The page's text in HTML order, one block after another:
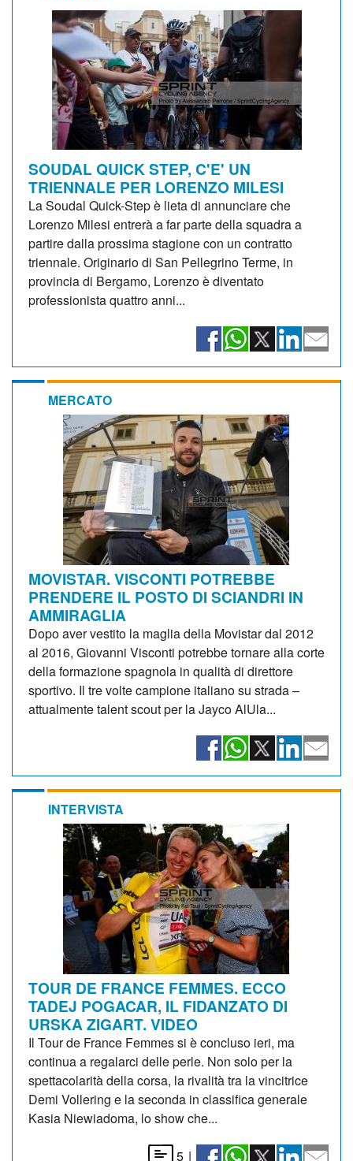
SOUDAL QUICK STEP, C'E' UN
TRIENNALE PER LORENZO MILESI
La Soudal Quick-Step è lieta di annunciare che
Lorenzo Milesi entrerà a far parte della squadra a
partire dalla prossima stagione con un contratto
triennale. Originario di San Pellegrino Terme, in
provincia di Bergamo, Lorenzo è diventato
professionista quattro anni...
MERCATO
MOVISTAR. VISCONTI POTREBBE
PRENDERE IL POSTO DI SCIANDRI IN
AMMIRAGLIA
Dopo aver vestito la maglia della Movistar dal 2012
al 2016, Giovanni Visconti potrebbe tornare alla corte
della formazione spagnola in qualità di direttore
sportivo. Il tre volte campione italiano su strada –
attualmente talent scout per la Jayco AlUla...
INTERVISTA
TOUR DE FRANCE FEMMES. ECCO
TADEJ POGACAR, IL FIDANZATO DI
URSKA ZIGART. VIDEO
Il Tour de France Femmes si è concluso ieri, ma
continua a regalarci delle perle. Non solo per la
spettacolarità della corsa, la rivalità tra la vincitrice
Demi Vollering e la seconda in classifica generale
Kasia Niewiadoma, lo show che...
5 |